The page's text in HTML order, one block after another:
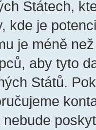
Státech,
kde je
je méně
aby tyto
Států.